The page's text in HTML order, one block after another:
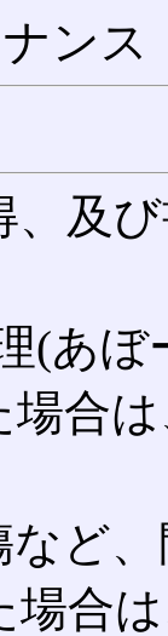
ンス
、及
(あ
合
など
場合